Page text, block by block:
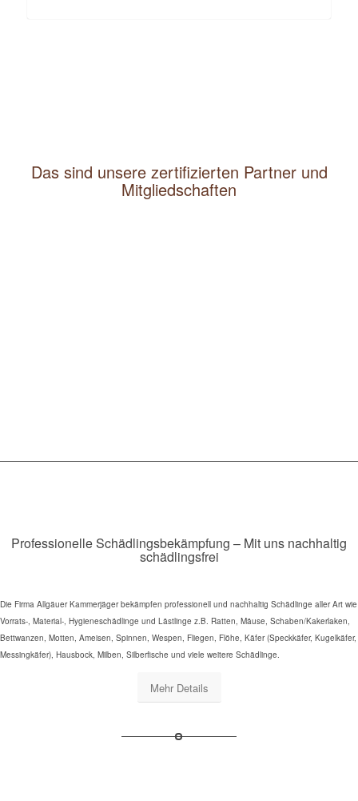
Das sind unsere zertifizierten Partner und
Mitgliedschaften
Professionelle Schädlingsbekämpfung – Mit uns nachhaltig
schädlingsfrei
Die Firma Allgäuer Kammerjäger bekämpfen professionell und nachhaltig Schädlinge aller Art wie
Vorrats-, Material-, Hygieneschädlinge und Lästlinge z.B. Ratten, Mäuse, Schaben/Kakerlaken,
Bettwanzen, Motten, Ameisen, Spinnen, Wespen, Fliegen, Flöhe, Käfer (Speckkäfer, Kugelkäfer,
Messingkäfer), Hausbock, Milben, Silberfische und viele weitere Schädlinge.
Mehr Details